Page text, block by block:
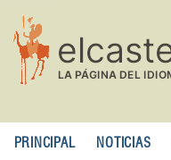
contenido
principal
PRINCIPAL NOTICIAS